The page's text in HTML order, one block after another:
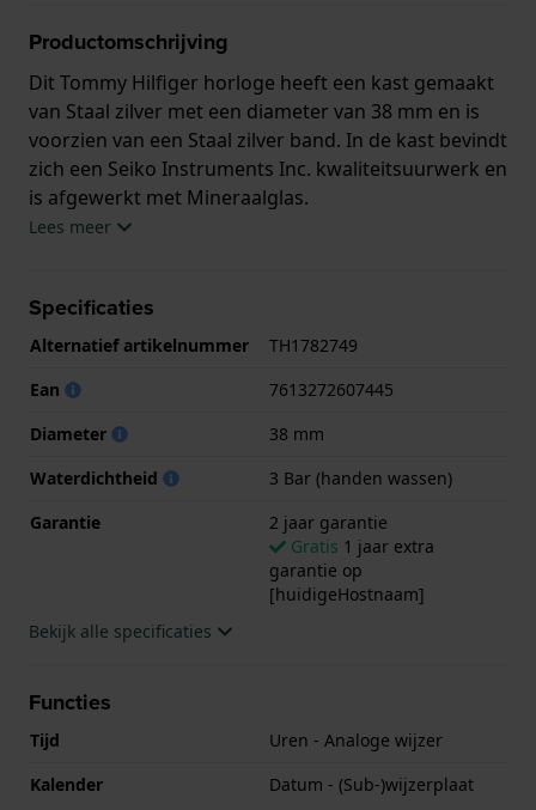
Productomschrijving
Dit Tommy Hilfiger horloge heeft een kast gemaakt
van Staal zilver met een diameter van 38 mm en is
voorzien van een Staal zilver band. In de kast bevindt
zich een Seiko Instruments Inc. kwaliteitsuurwerk en
is afgewerkt met Mineraalglas.
geleverd met 2 jaar garantie.
Lees meer
Specificaties
Alternatief artikelnummer
TH1782749
Ean
7613272607445
Diameter
38 mm
Waterdichtheid
3 Bar (handen wassen)
Garantie
2 jaar garantie
Gratis 1 jaar extra
garantie op
[huidigeHostnaam]
Bekijk alle specificaties
Functies
Tijd
Uren - Analoge wijzer
Kalender
Datum - (Sub-)wijzerplaat